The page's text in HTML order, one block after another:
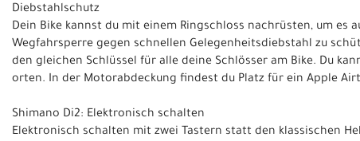
Diebstahlschutz
Dein Bike kannst du mit einem Ringschloss nachrüsten, um es
Wegfahrsperre gegen schnellen Gelegenheitsdiebstahl zu
den gleichen Schlüssel für alle deine Schlösser am Bike. Du
orten. In der Motorabdeckung findest du Platz für ein Apple
Shimano Di2: Elektronisch schalten
Elektronisch schalten mit zwei Tastern statt den klassischen